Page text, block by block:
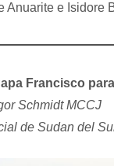
e Isidore
Francisco
Schmidt MCCJ
de Sudan del